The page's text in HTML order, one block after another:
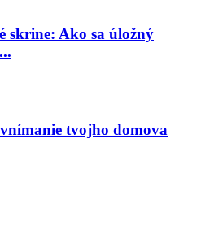
skrine: Ako sa úložný
tvojho domova